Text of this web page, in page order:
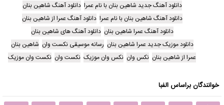
دانلود آهنگ جدید شاهین بنان با نام عمرا دانلود آهنگ شاهین بنان
دانلود آهنگ شاهین بنان با نام عمرا دانلود آهنگ عمرا از شاهین بنان
دانلود آهنگ عمرا شاهین بنان دانلود آهنگ های شاهین بنان
دانلود موزیک جدید عمرا شاهین بنان رسانه موسیقی نکست وان شاهین بنان
عمرا از شاهین بنان نکس وان نکس وان موزیک نکست وان نکست وان موزیک
خوانندگان براساس الفبا